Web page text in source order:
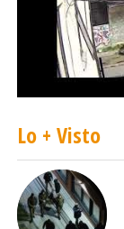
Lo + Visto